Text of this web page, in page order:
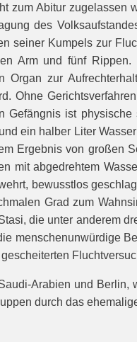
zum Abitur zugelassen
des
seiner Kumpels zur
Arm und fünf
Organ zur
Ohne
Gefängnis ist
ein halber Liter
Ergebnis von großen
mit abgedrehtem
bewusstlos
Grad zum
die unter anderem
menschenunwürdige
Arabien und
durch das